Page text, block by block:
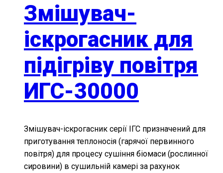
Змішувач-
іскрогасник для
підігріву повітря
ИГС-30000
Змішувач-іскрогасник серії ІГС призначений для
приготування теплоносія (гарячої первинного
повітря) для процесу сушіння біомаси (рослинної
сировини) в сушильній камері за рахунок